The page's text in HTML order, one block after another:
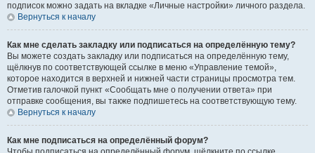
подписок можно задать на вкладке «Личные настройки» личного раздела.
Вернуться к началу
Как мне сделать закладку или подписаться на определённую тему?
Вы можете создать закладку или подписаться на определённую тему,
щёлкнув по соответствующей ссылке в меню «Управление темой»,
которое находится в верхней и нижней части страницы просмотра тем.
Отметив галочкой пункт «Сообщать мне о получении ответа» при
отправке сообщения, вы также подпишетесь на соответствующую тему.
Вернуться к началу
Как мне подписаться на определённый форум?